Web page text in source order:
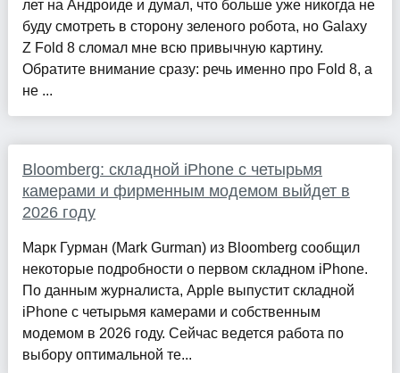
лет на Андроиде и думал, что больше уже никогда не
буду смотреть в сторону зеленого робота, но Galaxy
Z Fold 8 сломал мне всю привычную картину.
Обратите внимание сразу: речь именно про Fold 8, а
не ...
Bloomberg: складной iPhone с четырьмя
камерами и фирменным модемом выйдет в
2026 году
Марк Гурман (Mark Gurman) из Bloomberg сообщил
некоторые подробности о первом складном iPhone.
По данным журналиста, Apple выпустит складной
iPhone с четырьмя камерами и собственным
модемом в 2026 году. Сейчас ведется работа по
выбору оптимальной те...